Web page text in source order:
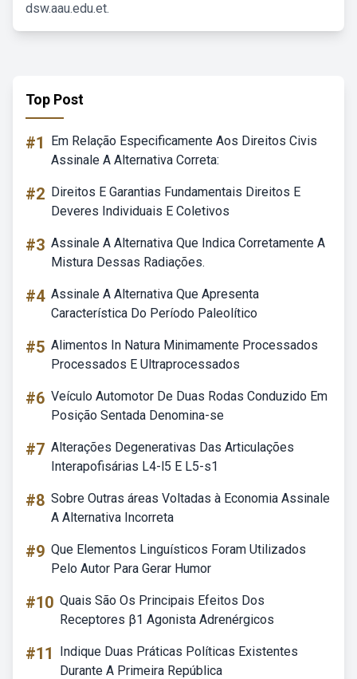
dsw.aau.edu.et.
Top Post
#1
Em Relação Especificamente Aos Direitos Civis
Assinale A Alternativa Correta:
#2 Direitos E Garantias Fundamentais Direitos E
Deveres Individuais E Coletivos
#3 Assinale A Alternativa Que Indica Corretamente A
Mistura Dessas Radiações.
#4 Assinale A Alternativa Que Apresenta
Característica Do Período Paleolítico
#5 Alimentos In Natura Minimamente Processados
Processados E Ultraprocessados
#6 Veículo Automotor De Duas Rodas Conduzido Em
Posição Sentada Denomina-se
#7 Alterações Degenerativas Das Articulações
Interapofisárias L4-l5 E L5-s1
#8 Sobre Outras áreas Voltadas à Economia Assinale
A Alternativa Incorreta
#9 Que Elementos Linguísticos Foram Utilizados
Pelo Autor Para Gerar Humor
#10 Quais São Os Principais Efeitos Dos
Receptores β1 Agonista Adrenérgicos
#11
Indique Duas Práticas Políticas Existentes
Durante A Primeira República